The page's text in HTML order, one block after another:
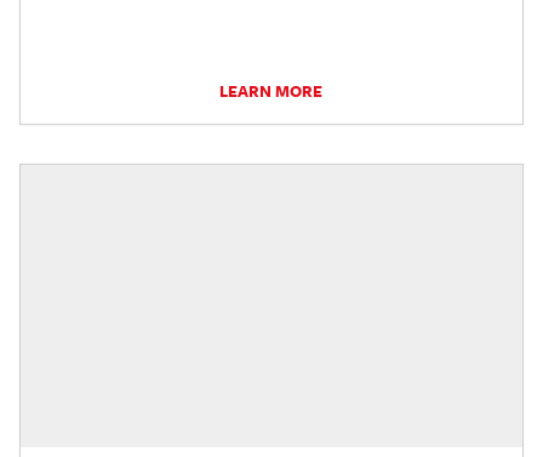
LEARN MORE